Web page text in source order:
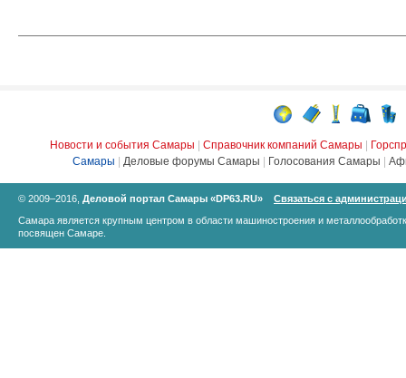
Новости и события Самары Справочник компаний Самары
Самары
Деловые форумы Самары Голосования Самары
© 2009–2016, Деловой портал Самары «DP63.RU»
Связаться с
Самара является крупным центром в области машиностроения и
посвящен Самаре.